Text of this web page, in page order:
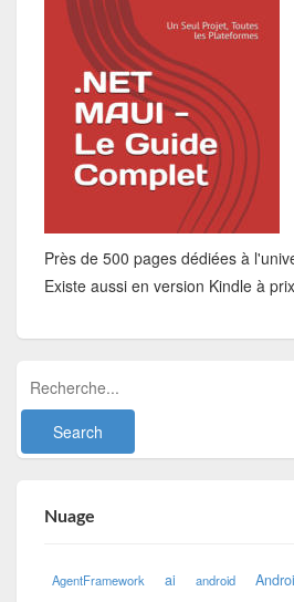
Près de 500 pages dédiées à
Existe aussi en version Kindle à
Nuage
AgentFramework ai android